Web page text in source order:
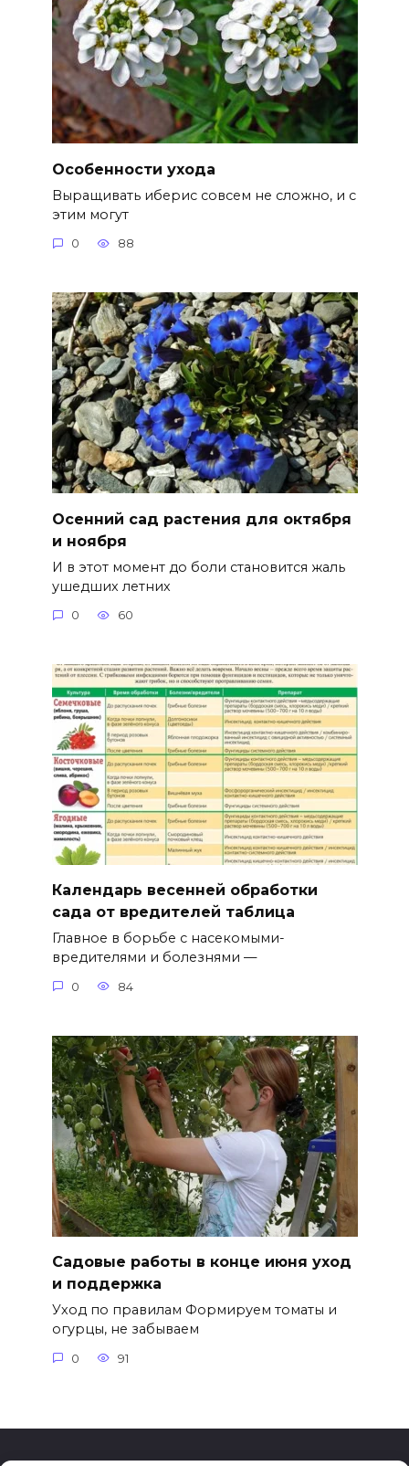
Особенности ухода
Выращивать иберис совсем не сложно, и с
этим могут
0 88
Осенний сад растения для октября
и ноября
И в этот момент до боли становится жаль
ушедших летних
0 60
Календарь весенней обработки
сада от вредителей таблица
Главное в борьбе с насекомыми-
вредителями и болезнями —
0 84
Садовые работы в конце июня уход
и поддержка
Уход по правилам Формируем томаты и
огурцы, не забываем
0 91